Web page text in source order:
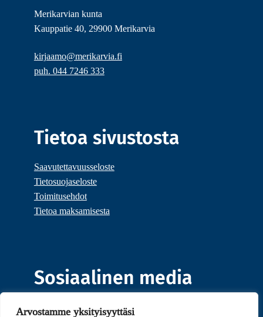
Arvostamme yksityisyyttäsi
Merikarvian kunta
Kauppatie 40, 29900 Merikarvia
kirjaamo@merikarvia.fi
puh. 044 7246 333
Tietoa sivustosta
Saavutettavuusseloste
Tietosuojaseloste
Toimitusehdot
Tietoa maksamisesta
Sosiaalinen media